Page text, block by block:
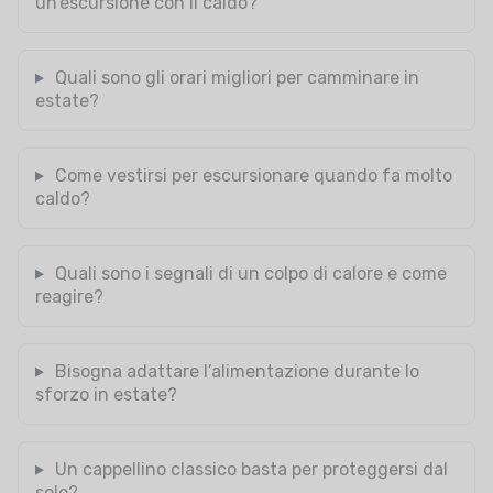
Quali sono gli orari migliori per camminare in
estate?
Come vestirsi per escursionare quando fa molto
caldo?
Quali sono i segnali di un colpo di calore e come
reagire?
Bisogna adattare l’alimentazione durante lo
sforzo in estate?
Un cappellino classico basta per proteggersi dal